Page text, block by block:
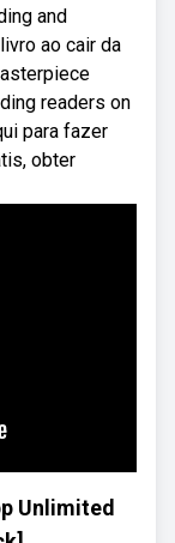
and
ao cair da
readers on
para fazer
obter
Unlimited